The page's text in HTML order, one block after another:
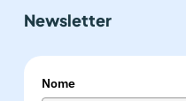
Newsletter
Nome